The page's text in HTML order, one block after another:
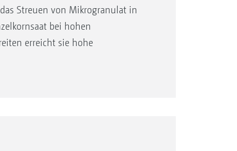
Streuen von Mikrogranulat in
bei hohen
erreicht sie hohe
oder Festlegung deutlich